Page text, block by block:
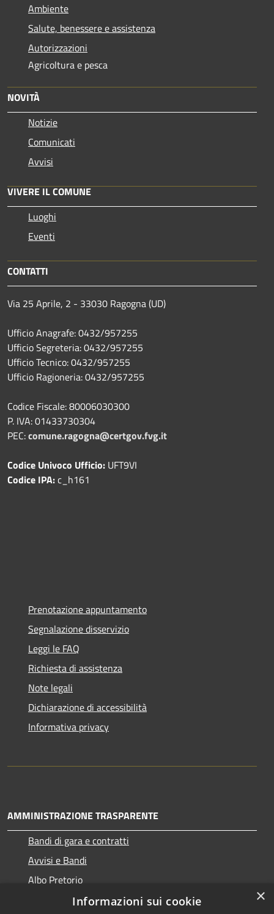
Ambiente
Salute, benessere e assistenza
Autorizzazioni
Agricoltura e pesca
NOVITÀ
Notizie
Comunicati
Avvisi
VIVERE IL COMUNE
Luoghi
Eventi
CONTATTI
Via 25 Aprile, 2 - 33030 Ragogna (UD)
Ufficio Anagrafe: 0432/957255
Ufficio Segreteria: 0432/957255
Ufficio Tecnico: 0432/957255
Ufficio Ragioneria: 0432/957255
Codice Fiscale: 80006030300
P. IVA: 01433730304
PEC:comune.ragogna@certgov.fvg.it
Codice Univoco Ufficio: UFT9VI
Codice IPA:c_h161
Prenotazione appuntamento
Segnalazione disservizio
Leggi le FAQ
Richiesta di assistenza
Note legali
Dichiarazione di accessibilità
Informativa privacy
AMMINISTRAZIONE TRASPARENTE
Bandi di gara e contratti
Avvisi e Bandi
Albo Pretorio
×
Informazioni sui cookie